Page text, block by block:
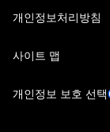
개인정보처리방침
사이트 맵
개인정보 보호 선택